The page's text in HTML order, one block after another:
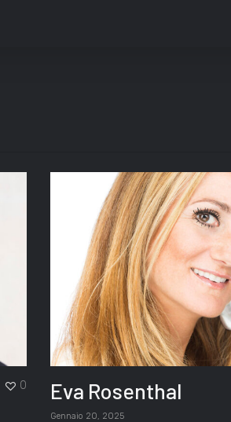
0 Eva Rosenthal
Gennaio 20, 2025